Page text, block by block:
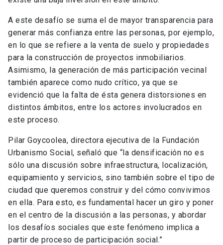
A este desafío se suma el de mayor transparencia para
generar más confianza entre las personas, por ejemplo,
en lo que se refiere a la venta de suelo y propiedades
para la construcción de proyectos inmobiliarios.
Asimismo, la generación de más participación vecinal
también aparece como nudo crítico, ya que se
evidenció que la falta de ésta genera distorsiones en
distintos ámbitos, entre los actores involucrados en
este proceso.
Pilar Goycoolea, directora ejecutiva de la Fundación
Urbanismo Social, señaló que “la densificación no es
sólo una discusión sobre infraestructura, localización,
equipamiento y servicios, sino también sobre el tipo de
ciudad que queremos construir y del cómo convivimos
en ella. Para esto, es fundamental hacer un giro y poner
en el centro de la discusión a las personas, y abordar
los desafíos sociales que este fenómeno implica a
partir de proceso de participación social.”